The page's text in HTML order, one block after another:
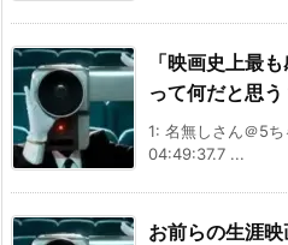
「映画史上最
って何だと思う
1: 名無しさん＠5
04:49:37.7 ...
お前らの生涯